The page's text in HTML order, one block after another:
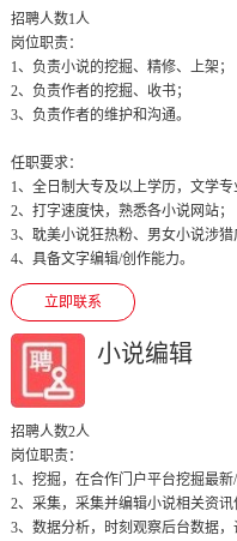
招聘人数1人
岗位职责：
1、负责小说的挖掘、精修、上架；
2、负责作者的挖掘、收书；
3、负责作者的维护和沟通。
任职要求：
1、全日制大专及以上学历，文学专
2、打字速度快，熟悉各小说网站；
3、耽美小说狂热粉、男女小说涉猎
4、具备文字编辑/创作能力。
立即联系
小说编辑
招聘人数2人
岗位职责：
1、挖掘，在合作门户平台挖掘最新/
2、采集，采集并编辑小说相关资讯
3、数据分析，时刻观察后台数据，